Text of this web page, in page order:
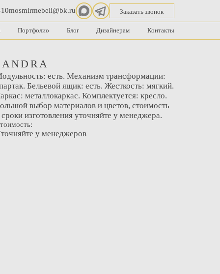
mosmirmebeli@bk.ru Заказать звонок
Портфолио Блог Дизайнерам Контакты
есть. Механизм трансформации:
Бельевой ящик: есть. Жесткость: мягкий.
металлокаркас. Комплектуется: кресло.
выбор материалов и цветов, стоимость
изготовления уточняйте у менеджера.
у менеджеров